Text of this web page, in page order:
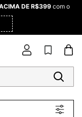
DE R$399com o